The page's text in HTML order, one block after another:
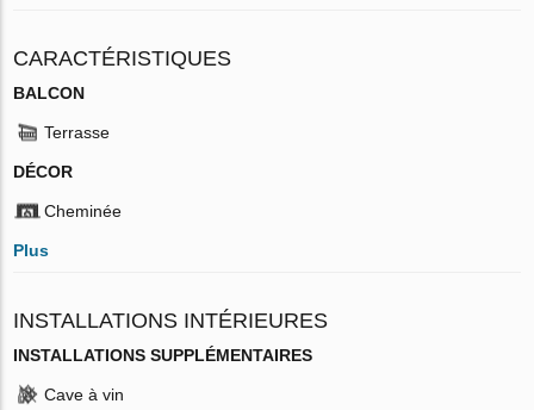
CARACTÉRISTIQUES
BALCON
Terrasse
DÉCOR
Cheminée
Plus
INSTALLATIONS INTÉRIEURES
INSTALLATIONS SUPPLÉMENTAIRES
Cave à vin